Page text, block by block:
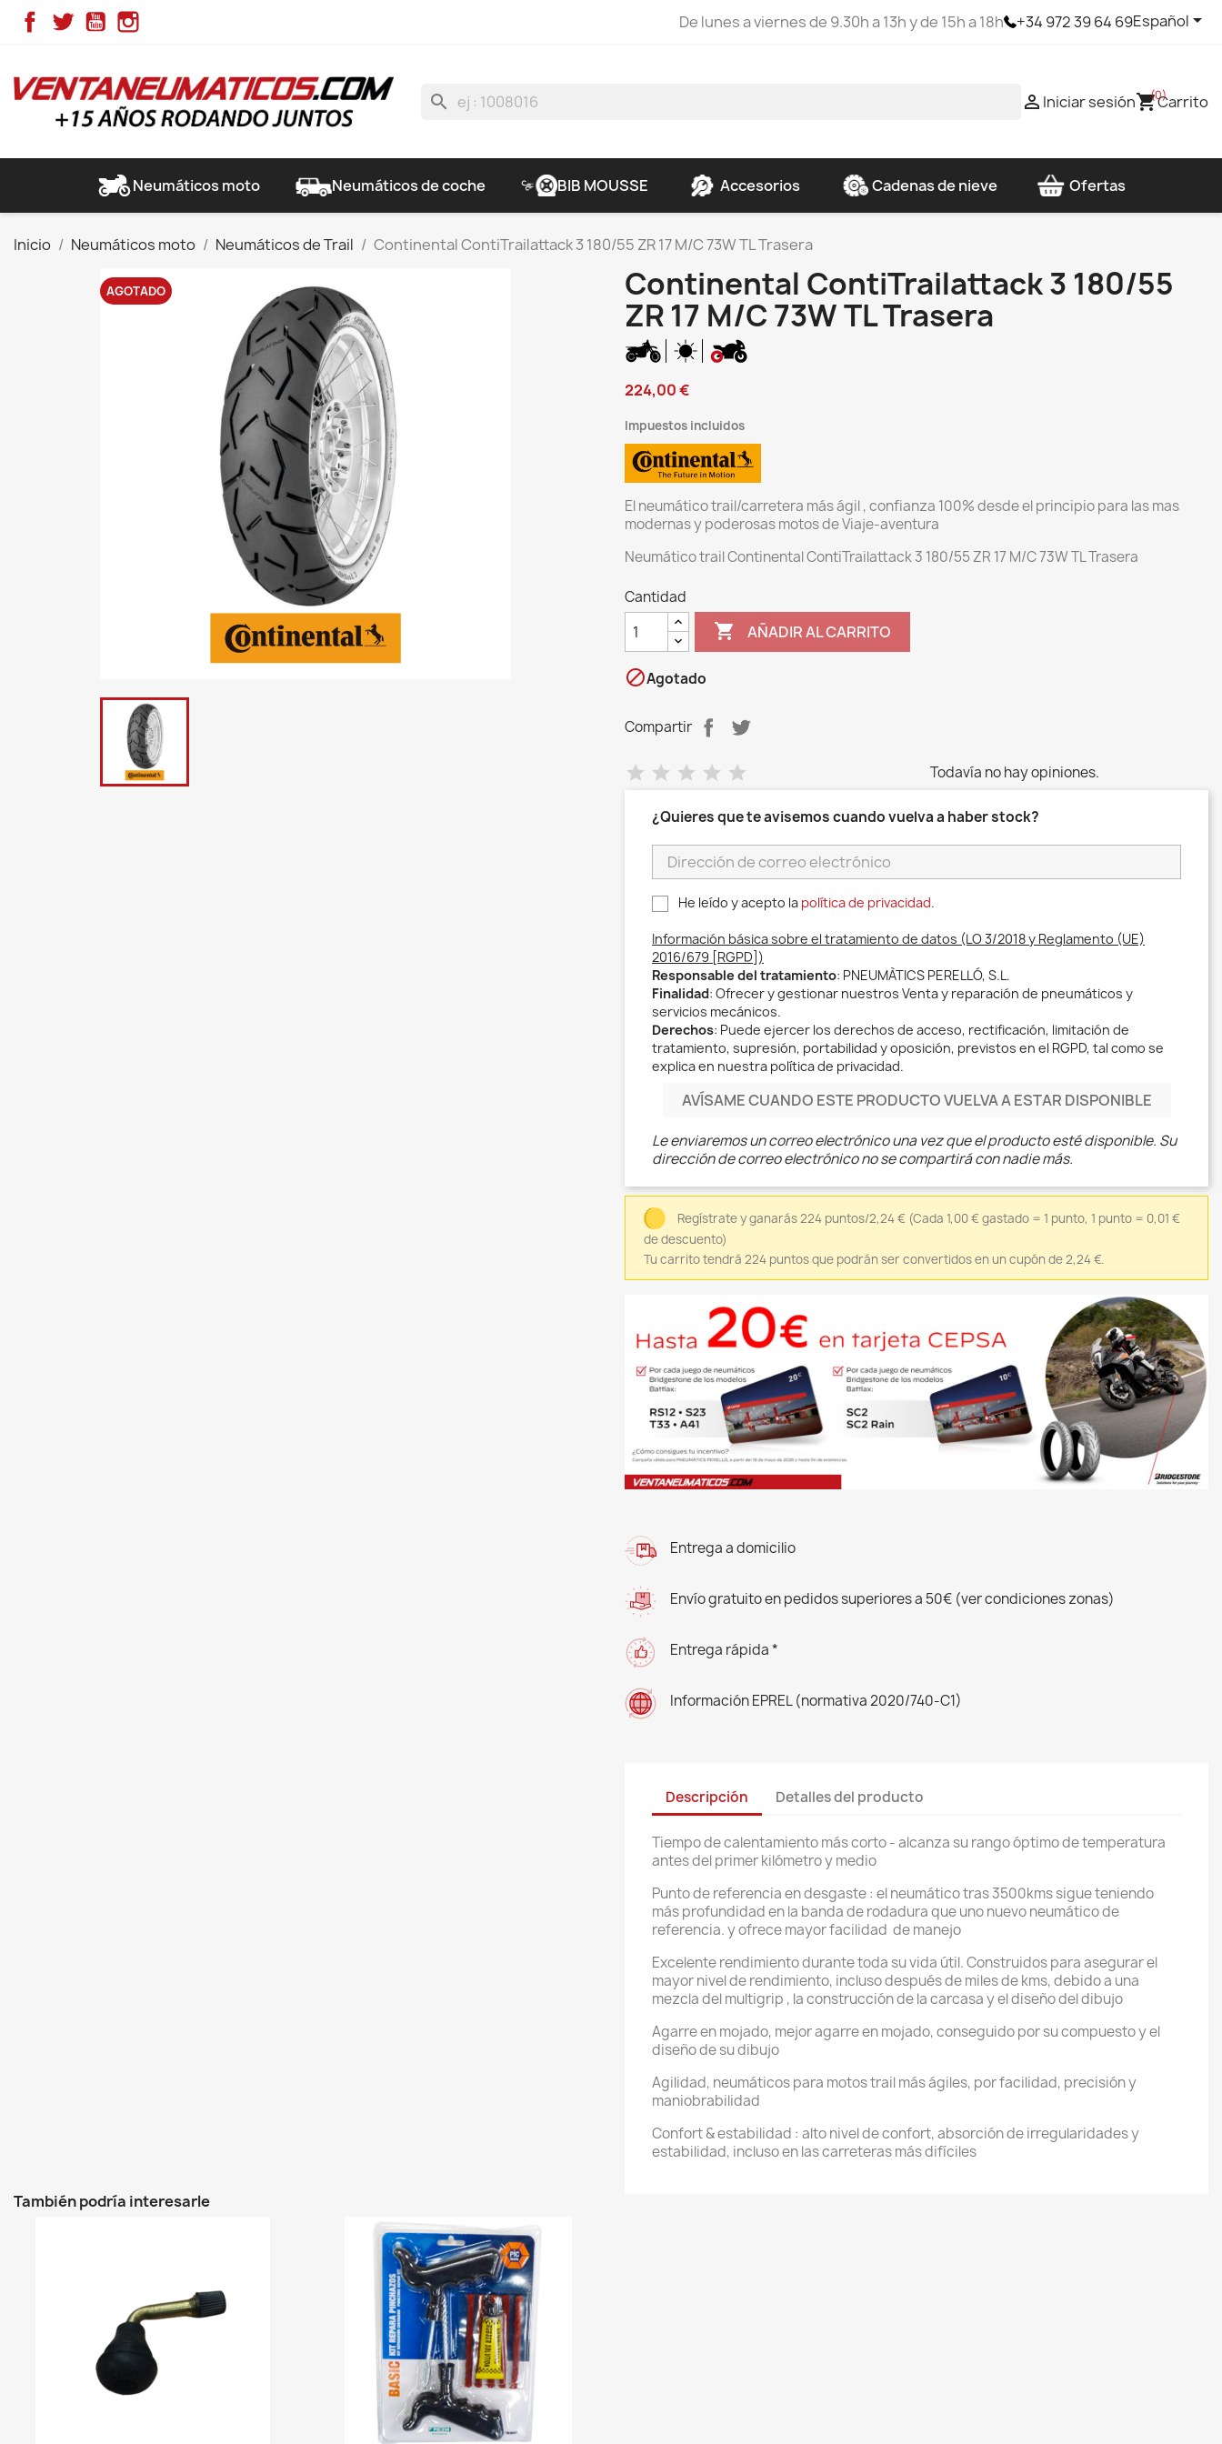
FacebookTwitterYouTube De lunes a viernes de 9.30h a 13h y de 15h a 18h +34 972 39 64 69Español
search  Iniciar sesiónshopping_cart(0)Carrito
Neumáticos moto Neumáticos de coche BIB MOUSSE Accesorios Cadenas de nieve Ofertas
Inicio Neumáticos moto Neumáticos de Trail Continental ContiTrailattack 3 180/55 ZR 17 M/C 73W TL Trasera
AGOTADO Continental ContiTrailattack 3 180/55
ZR 17 M/C 73W TL Trasera
224,00 €
Impuestos incluidos
El neumático trail/carretera más ágil , confianza 100% desde el principio para las mas
modernas y poderosas motos de Viaje-aventura
Neumático trail Continental ContiTrailattack 3 180/55 ZR 17 M/C 73W TL Trasera
Cantidad
 AÑADIR AL CARRITO
Agotado
Compartir
Todavía no hay opiniones.
¿Quieres que te avisemos cuando vuelva a haber stock?
He leído y acepto la política de privacidad.
Información básica sobre el tratamiento de datos (LO 3/2018 y Reglamento (UE)
2016/679 [RGPD])
Responsable del tratamiento: PNEUMÀTICS PERELLÓ, S.L.
Finalidad: Ofrecer y gestionar nuestros Venta y reparación de pneumáticos y
servicios mecánicos.
Derechos: Puede ejercer los derechos de acceso, rectificación, limitación de
tratamiento, supresión, portabilidad y oposición, previstos en el RGPD, tal como se
explica en nuestra política de privacidad.
AVÍSAME CUANDO ESTE PRODUCTO VUELVA A ESTAR DISPONIBLE
Le enviaremos un correo electrónico una vez que el producto esté disponible. Su
dirección de correo electrónico no se compartirá con nadie más.
Regístrate y ganarás 224 puntos/2,24 € (Cada 1,00 € gastado = 1 punto, 1 punto = 0,01 €
de descuento)
Tu carrito tendrá 224 puntos que podrán ser convertidos en un cupón de 2,24 €.
Entrega a domicilio
Envío gratuito en pedidos superiores a 50€ (ver condiciones zonas)
Entrega rápida *
Información EPREL (normativa 2020/740-C1)
Descripción Detalles del producto
Tiempo de calentamiento más corto - alcanza su rango óptimo de temperatura
antes del primer kilómetro y medio
Punto de referencia en desgaste : el neumático tras 3500kms sigue teniendo
más profundidad en la banda de rodadura que uno nuevo neumático de
referencia. y ofrece mayor facilidad de manejo
Excelente rendimiento durante toda su vida útil. Construidos para asegurar el
mayor nivel de rendimiento, incluso después de miles de kms, debido a una
mezcla del multigrip , la construcción de la carcasa y el diseño del dibujo
Agarre en mojado, mejor agarre en mojado, conseguido por su compuesto y el
diseño de su dibujo
Agilidad, neumáticos para motos trail más ágiles, por facilidad, precisión y
maniobrabilidad
Confort & estabilidad : alto nivel de confort, absorción de irregularidades y
estabilidad, incluso en las carreteras más difíciles
También podría interesarle